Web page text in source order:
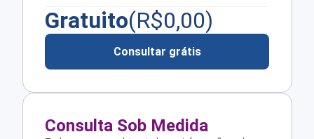
Gratuito(R$0,00)
Consultar grátis
Consulta Sob Medida